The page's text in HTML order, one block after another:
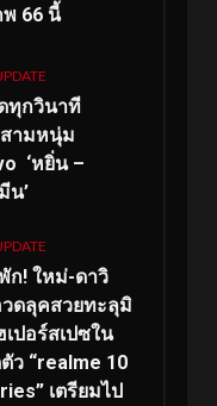
66 นี้
ทุกวินาที
ามหนุ่ม
‘หยิ่น –
น’
ก! ใหม่-ดาวิ
วดลุคสวยทะลุมิ
ปอร์สเปซใน
ว “realme 10
เตรียมไป